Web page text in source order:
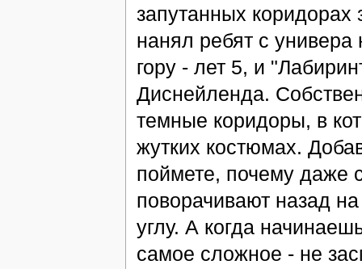
запутанных коридорах
нанял ребят с универа
гору - лет 5, и
Диснейленда.
темные коридоры, в
жутких костюмах.
поймете, почему даже
поворачивают назад
углу. А когда
самое сложное - не